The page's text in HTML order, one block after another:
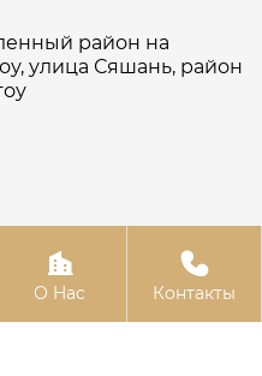
район на
улица Сяшань, район
по одежде “Му Цянь”

О Hас

Контакты